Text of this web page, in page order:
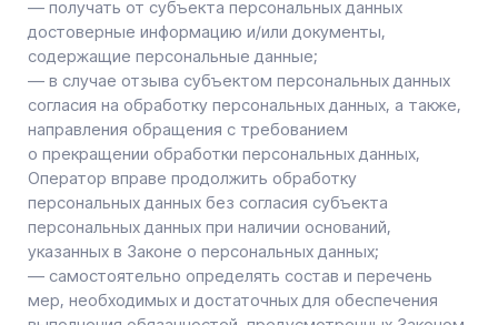
субъектов персональных данных по запросу этого
органа необходимую информацию в течение 10 дней
— публиковать или иным образом обеспечивать
неограниченный доступ к настоящей Политике
в отношении обработки персональных данных;
— принимать правовые, организационные
и технические меры для защиты персональных данных
от неправомерного или случайного доступа к ним,
уничтожения, изменения, блокирования, копирования,
предоставления, распространения персональных
данных, а также от иных неправомерных действий
в отношении персональных данных;
— прекратить передачу (распространение,
предоставление, доступ) персональных данных,
прекратить обработку и уничтожить персональные